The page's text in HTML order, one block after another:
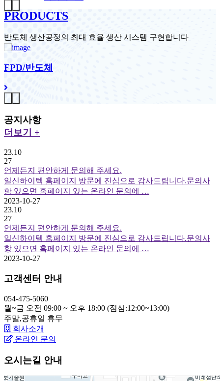
PRODUCTS
반도체 생산공정의 최대 효율 생산 시스템 구현합니다
FPD/반도체
공지사항
더보기 +
23.10
27
언제든지 편안하게 문의해 주세요.
일신하이텍 홈페이지 방문에 진심으로 감사드립니다.문의사
항 있으면 홈페이지 있는 온라인 문의에 …
2023-10-27
23.10
27
언제든지 편안하게 문의해 주세요.
일신하이텍 홈페이지 방문에 진심으로 감사드립니다.문의사
항 있으면 홈페이지 있는 온라인 문의에 …
2023-10-27
고객센터 안내
054-475-5060
월~금 오전 09:00 ~ 오후 18:00 (점심:12:00~13:00)
주말,공휴일 휴무
회사소개
온라인 문의
오시는길 안내